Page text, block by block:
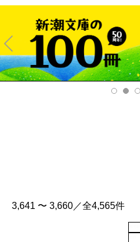
Pre
v
3,641 〜 3,660／全4,565件